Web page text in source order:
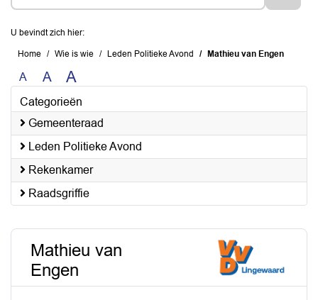
U bevindt zich hier:
Home Wie is wie Leden Politieke Avond Mathieu van Engen
A A A
Categorieën
Gemeenteraad
Leden Politieke Avond
Rekenkamer
Raadsgriffie
Mathieu van
Engen